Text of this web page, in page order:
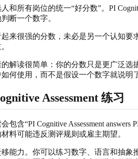
和所有岗位的统一“好分数”。PI
断一个数字。
来很强的分数，未必是另一个认知
解读很简单：你的分数只是更广泛
何使用，而不是假设一个数字就说明
Assessment 练习
包含“PI Cognitive Assessment
料可能违反测评规则或雇主期望。
能力。你可以练习数字、语言和抽